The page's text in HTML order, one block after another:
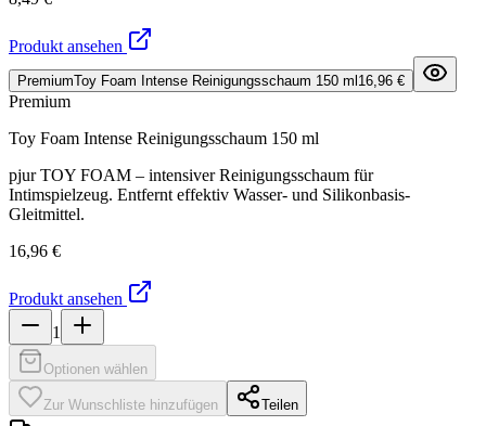
Produkt ansehen
PremiumToy Foam Intense Reinigungsschaum 150 ml 16,96 €
Premium
Toy Foam Intense Reinigungsschaum 150 ml
pjur TOY FOAM – intensiver Reinigungsschaum für
Intimspielzeug. Entfernt effektiv Wasser- und Silikonbasis-
Gleitmittel.
16,96 €
Produkt ansehen
1
Optionen wählen
Zur Wunschliste hinzufügen Teilen